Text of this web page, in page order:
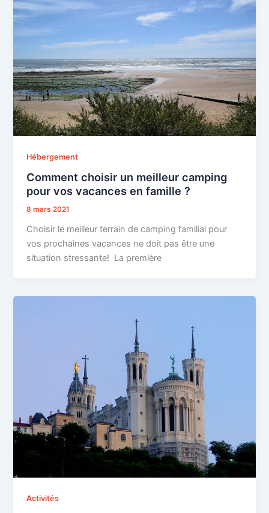
Hébergement
Comment choisir un meilleur camping
pour vos vacances en famille ?
8 mars 2021
Choisir le meilleur terrain de camping familial pour
vos prochaines vacances ne doit pas être une
situation stressante! La première
Activités